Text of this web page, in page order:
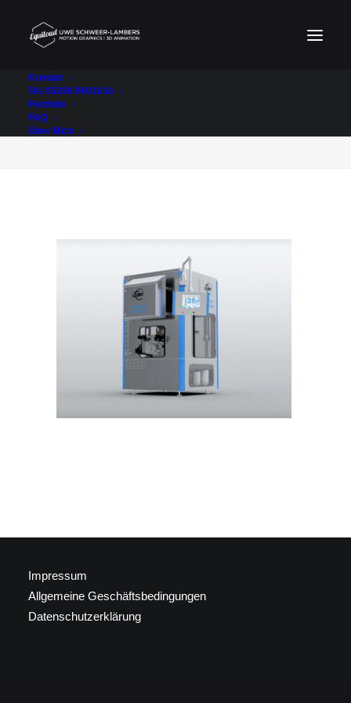
Kontakt
Tel. 05206 9601616
Portfolio
FAQ
Über Mich
Home
Impressum
Allgemeine Geschäftsbedingungen
Datenschutzerklärung